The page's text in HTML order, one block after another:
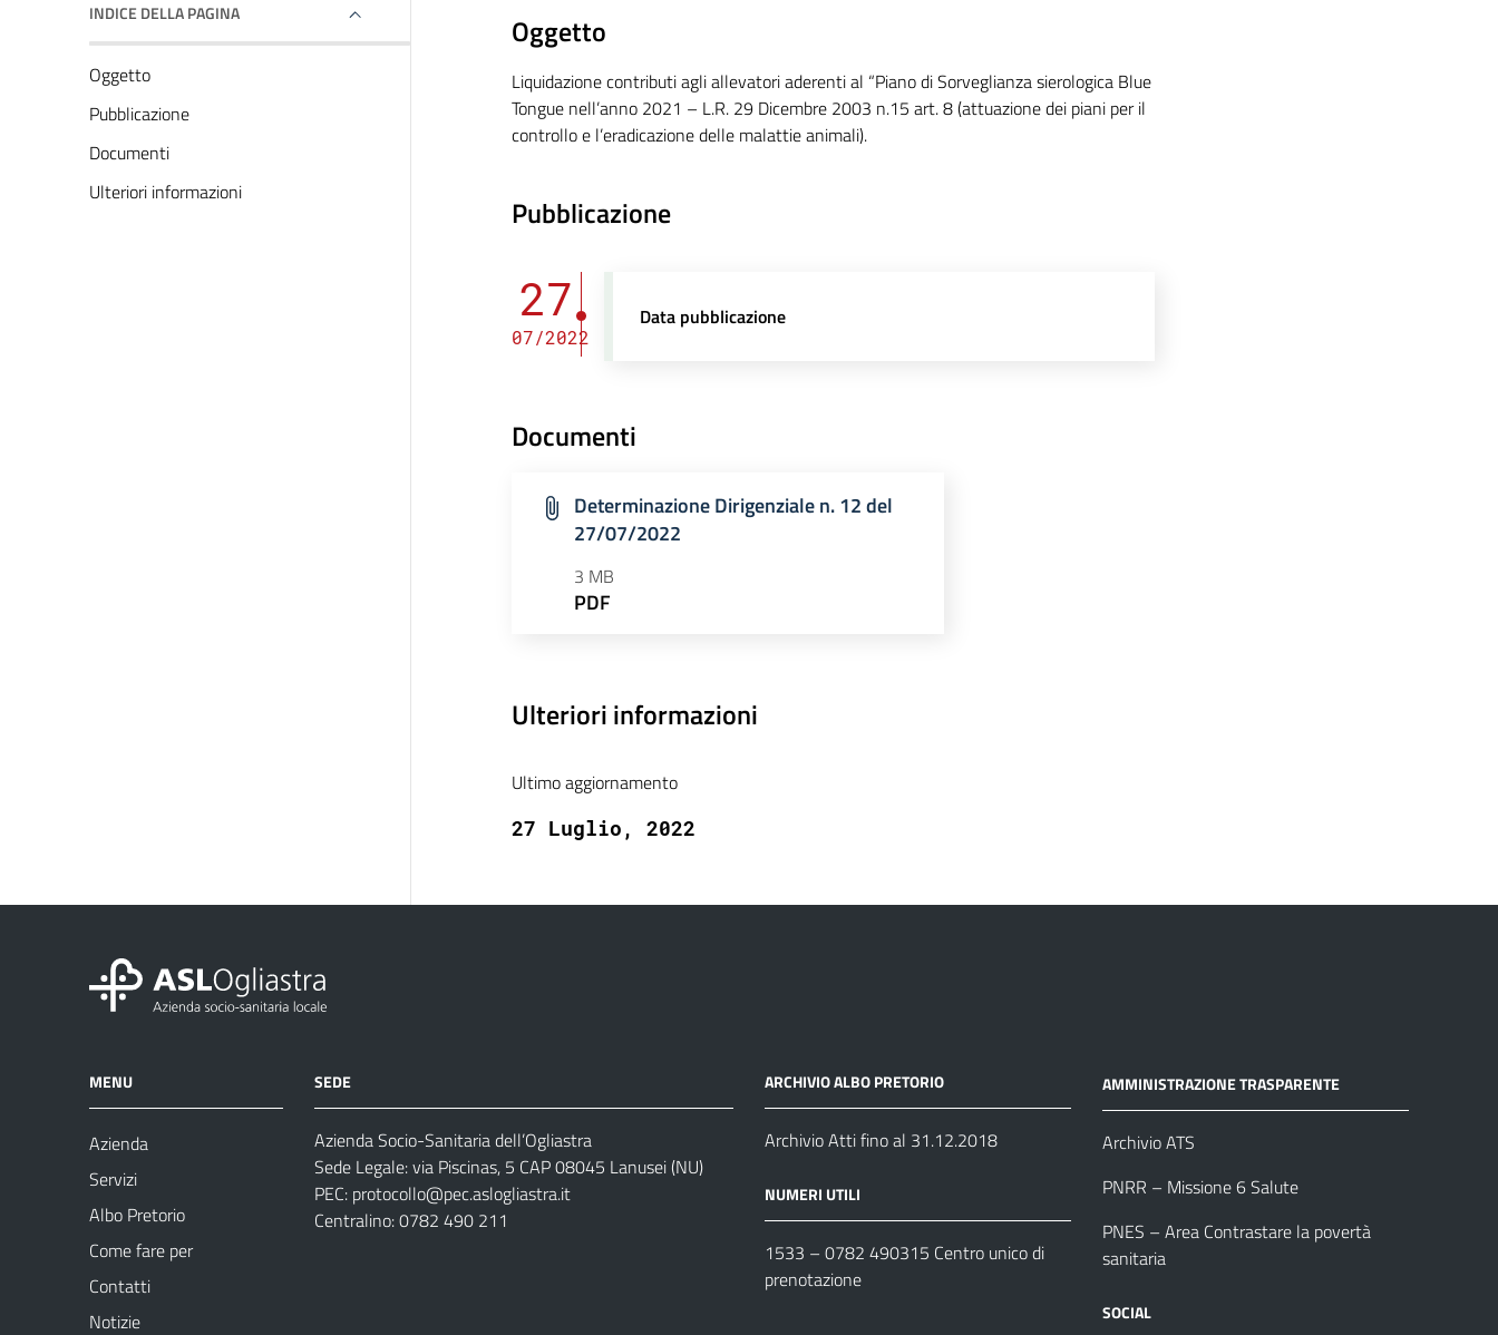
INDICE DELLA PAGINA
Oggetto
Pubblicazione
Documenti
Ulteriori informazioni
Oggetto
Liquidazione contributi agli allevatori aderenti al “Piano di Sorveglianza sierologica Blue
Tongue nell’anno 2021 – L.R. 29 Dicembre 2003 n.15 art. 8 (attuazione dei piani per il
controllo e l’eradicazione delle malattie animali).
Pubblicazione
27
07/2022
Data pubblicazione
Documenti
Determinazione Dirigenziale n. 12 del
27/07/2022
3 MB
PDF
Ulteriori informazioni
Ultimo aggiornamento
27 Luglio, 2022
MENU
Azienda
Servizi
Albo Pretorio
Come fare per
Contatti
Notizie
SEDE
Azienda Socio-Sanitaria dell’Ogliastra
Sede Legale: via Piscinas, 5 CAP 08045 Lanusei (NU)
PEC: protocollo@pec.aslogliastra.it
Centralino: 0782 490 211
ARCHIVIO ALBO PRETORIO
Archivio Atti fino al 31.12.2018
NUMERI UTILI
1533 – 0782 490315 Centro unico di
prenotazione
AMMINISTRAZIONE TRASPARENTE
Archivio ATS
PNRR – Missione 6 Salute
PNES – Area Contrastare la povertà
sanitaria
SOCIAL